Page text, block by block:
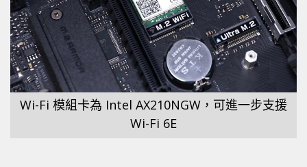
Wi-Fi 模組卡為 Intel AX210NGW，可進一步支援
Wi-Fi 6E